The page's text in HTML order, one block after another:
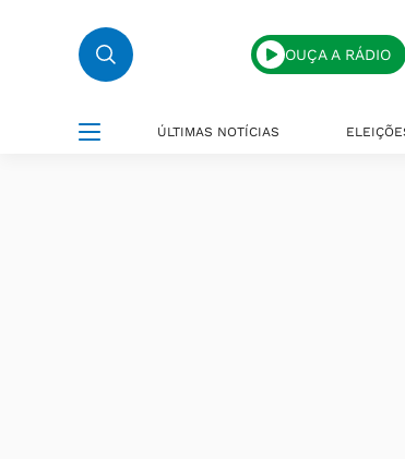
OUÇA A RÁDIO
ÚLTIMAS NOTÍCIAS